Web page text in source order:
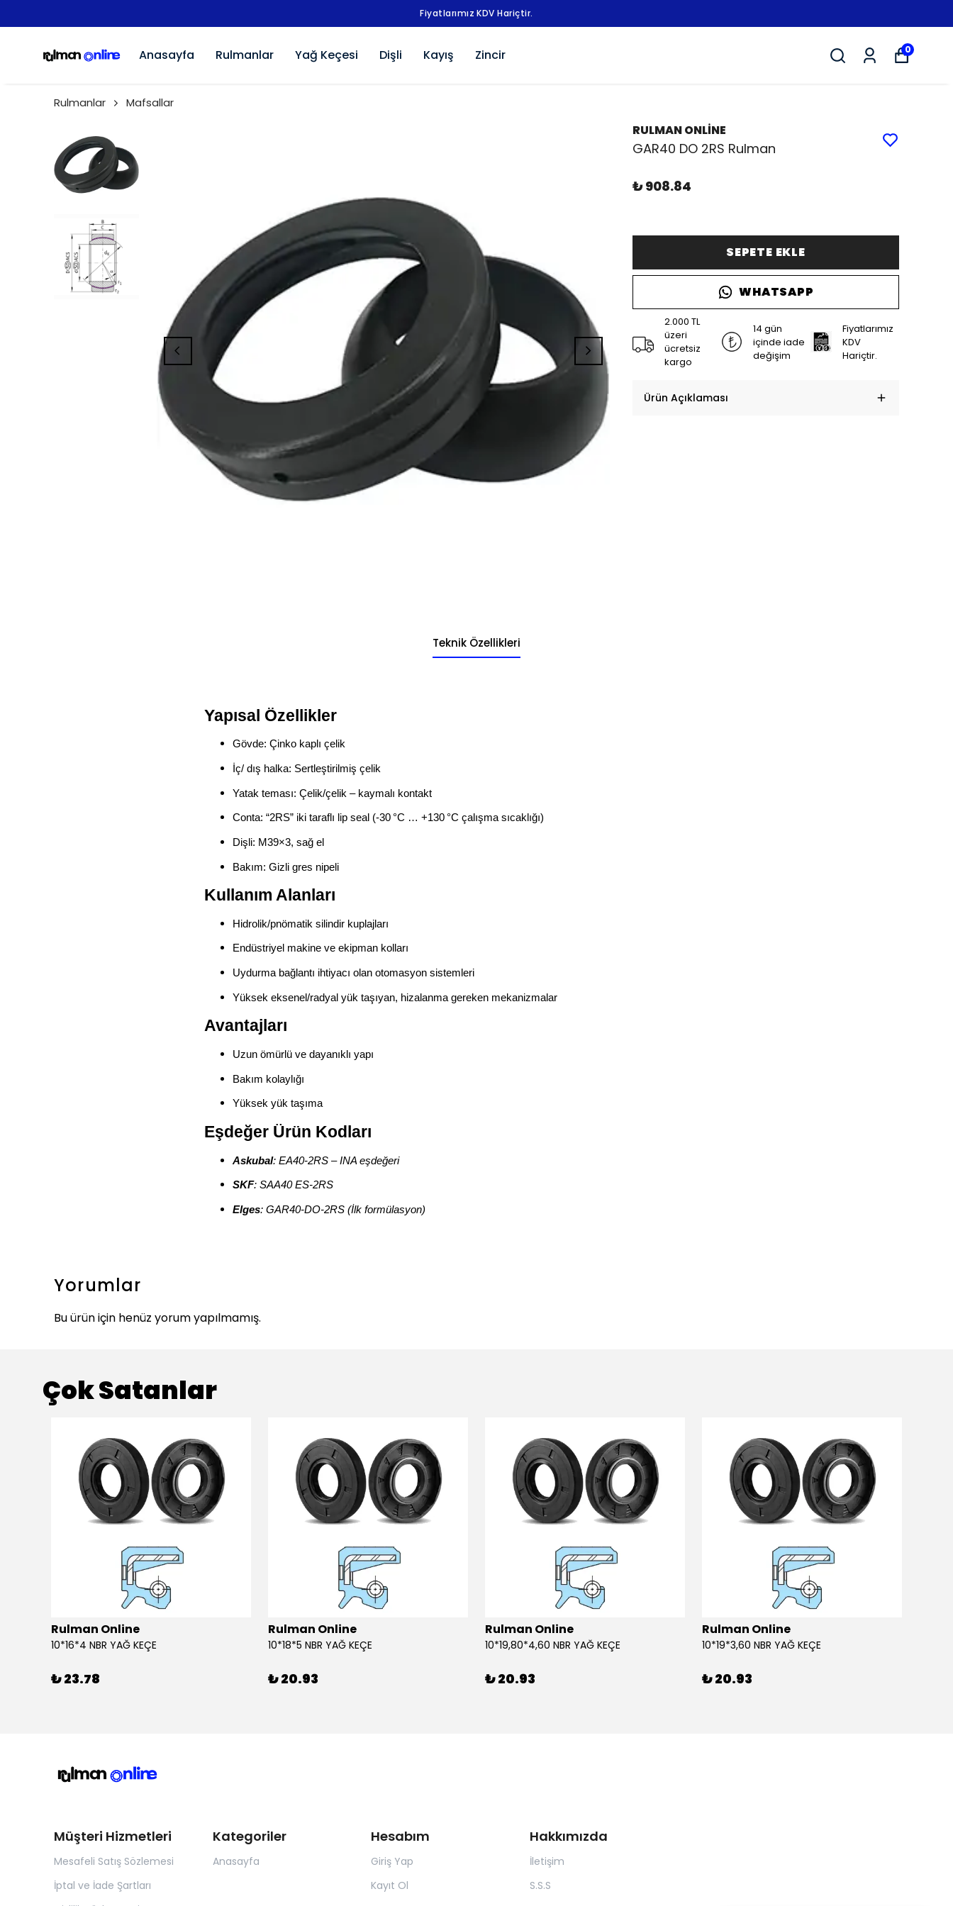
Fiyatlarımız KDV Hariçtir.
Anasayfa Rulmanlar Yağ Keçesi Dişli Kayış Zincir 0
Rulmanlar Mafsallar
RULMAN ONLİNE
GAR40 DO 2RS Rulman
₺ 908.84
SEPETE EKLE
WHATSAPP
2.000 TL
üzeri
ücretsiz
kargo
14 gün
içinde iade
değişim
Fiyatlarımız
KDV
Hariçtir.
Ürün Açıklaması
Teknik Özellikleri
Yapısal Özellikler
Gövde: Çinko kaplı çelik
İç/ dış halka: Sertleştirilmiş çelik
Yatak teması: Çelik/çelik – kaymalı kontakt
Conta: “2RS” iki taraflı lip seal (‑30 °C … +130 °C çalışma sıcaklığı)
Dişli: M39×3, sağ el
Bakım: Gizli gres nipeli
Kullanım Alanları
Hidrolik/pnömatik silindir kuplajları
Endüstriyel makine ve ekipman kolları
Uydurma bağlantı ihtiyacı olan otomasyon sistemleri
Yüksek eksenel/radyal yük taşıyan, hizalanma gereken mekanizmalar
Avantajları
Uzun ömürlü ve dayanıklı yapı
Bakım kolaylığı
Yüksek yük taşıma
Eşdeğer Ürün Kodları
Askubal: EA40‑2RS – INA eşdeğeri
SKF: SAA40 ES‑2RS
Elges: GAR40‑DO‑2RS (İlk formülasyon)
Yorumlar
Bu ürün için henüz yorum yapılmamış.
Çok Satanlar
Rulman Online
10*16*4 NBR YAĞ KEÇE
₺ 23.78
Rulman Online
10*18*5 NBR YAĞ KEÇE
₺ 20.93
Rulman Online
10*19,80*4,60 NBR YAĞ KEÇE
₺ 20.93
Rulman Online
10*19*3,60 NBR YAĞ KEÇE
₺ 20.93
Müşteri Hizmetleri
Mesafeli Satış Sözlemesi
İptal ve İade Şartları
Kategoriler
Anasayfa
Hesabım
Giriş Yap
Kayıt Ol
Hakkımızda
İletişim
S.S.S